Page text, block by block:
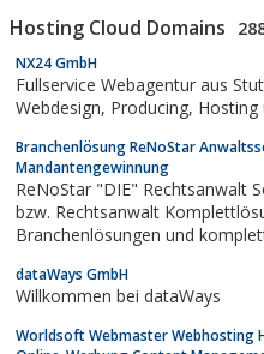
Hosting Cloud Domains
NX24 GmbH
Fullservice Webagentur aus
Webdesign,
Branchenlösung ReNoStar
Mandantengewinnung
ReNoStar "DIE" Rechtsanwalt
bzw. Rechtsanwalt
Branchenlösungen und komplett
dataWays GmbH
Willkommen bei dataWays
Worldsoft Webmaster Webhosting